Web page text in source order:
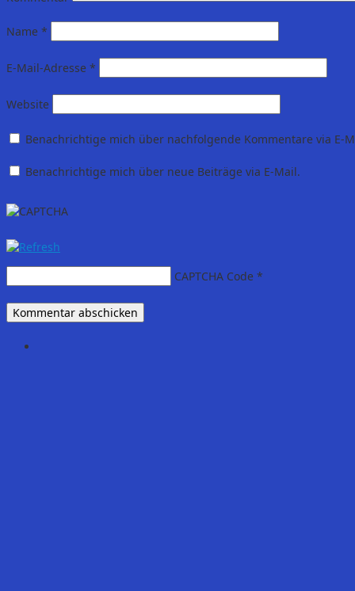
Name *
E-Mail-Adresse *
Website
Benachrichtige mich über nachfolgende Kommentare via E-
Benachrichtige mich über neue Beiträge via E-Mail.
CAPTCHA Code *